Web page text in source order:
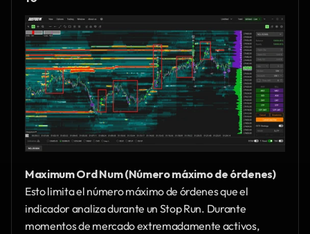
Maximum Ord Num (Número máximo de órdenes)
Esto limita el número máximo de órdenes que el
indicador analiza durante un Stop Run. Durante
momentos de mercado extremadamente activos,